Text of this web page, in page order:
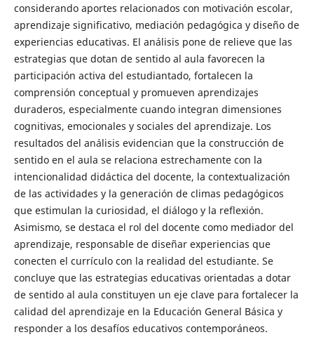
considerando aportes relacionados con motivación escolar,
aprendizaje significativo, mediación pedagógica y diseño de
experiencias educativas. El análisis pone de relieve que las
estrategias que dotan de sentido al aula favorecen la
participación activa del estudiantado, fortalecen la
comprensión conceptual y promueven aprendizajes
duraderos, especialmente cuando integran dimensiones
cognitivas, emocionales y sociales del aprendizaje. Los
resultados del análisis evidencian que la construcción de
sentido en el aula se relaciona estrechamente con la
intencionalidad didáctica del docente, la contextualización
de las actividades y la generación de climas pedagógicos
que estimulan la curiosidad, el diálogo y la reflexión.
Asimismo, se destaca el rol del docente como mediador del
aprendizaje, responsable de diseñar experiencias que
conecten el currículo con la realidad del estudiante. Se
concluye que las estrategias educativas orientadas a dotar
de sentido al aula constituyen un eje clave para fortalecer la
calidad del aprendizaje en la Educación General Básica y
responder a los desafíos educativos contemporáneos.